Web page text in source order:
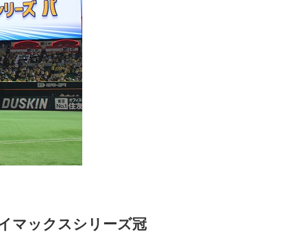
マックスシリーズ冠